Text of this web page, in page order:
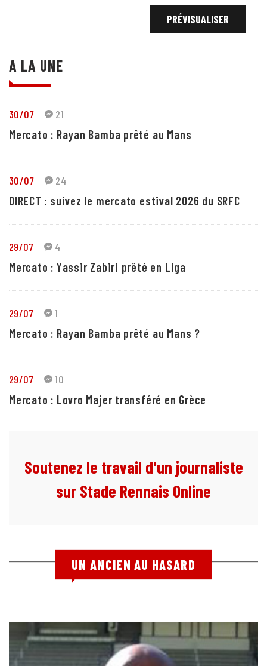
A LA UNE
30/07 21
Mercato : Rayan Bamba prêté au Mans
30/07 24
DIRECT : suivez le mercato estival 2026 du SRFC
29/07 4
Mercato : Yassir Zabiri prêté en Liga
29/07 1
Mercato : Rayan Bamba prêté au Mans ?
29/07 10
Mercato : Lovro Majer transféré en Grèce
Soutenez le travail d'un journaliste
sur Stade Rennais Online
UN ANCIEN AU HASARD